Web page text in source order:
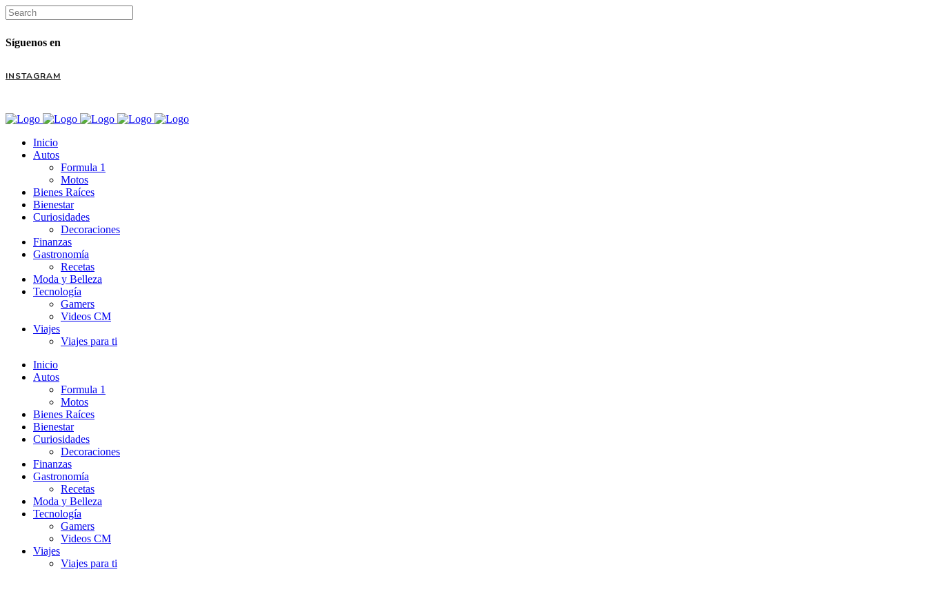
Síguenos en
INSTAGRAM
Inicio
Autos
Formula 1
Motos
Bienes Raíces
Bienestar
Curiosidades
Decoraciones
Finanzas
Gastronomía
Recetas
Moda y Belleza
Tecnología
Gamers
Videos CM
Viajes
Viajes para ti
Inicio
Autos
Formula 1
Motos
Bienes Raíces
Bienestar
Curiosidades
Decoraciones
Finanzas
Gastronomía
Recetas
Moda y Belleza
Tecnología
Gamers
Videos CM
Viajes
Viajes para ti